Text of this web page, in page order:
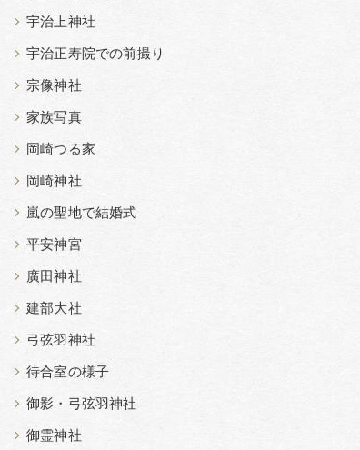
宇治上神社
宇治正寿院での前撮り
宗像神社
家族写真
岡崎つる家
岡崎神社
嵐の聖地で結婚式
平安神宮
廣田神社
建部大社
弓弦羽神社
待合室の様子
御影・弓弦羽神社
御霊神社